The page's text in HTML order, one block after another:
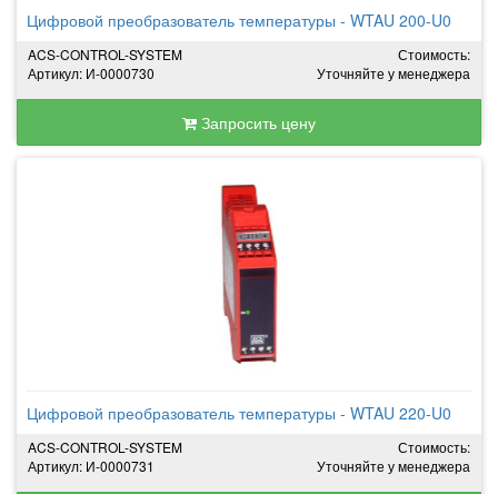
Цифровой преобразователь температуры - WTAU 200-U0
ACS-CONTROL-SYSTEM
Артикул: И-0000730
Стоимость:
Уточняйте у менеджера
Запросить цену
Цифровой преобразователь температуры - WTAU 220-U0
ACS-CONTROL-SYSTEM
Артикул: И-0000731
Стоимость:
Уточняйте у менеджера